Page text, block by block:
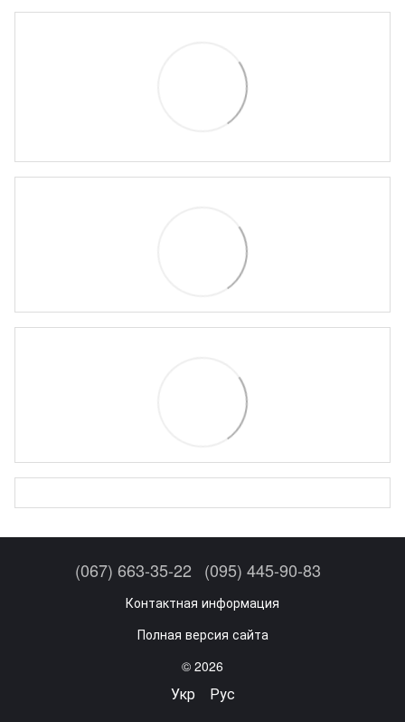
(067) 663-35-22 (095) 445-90-83
Контактная информация
Полная версия сайта
© 2026
Укр Рус